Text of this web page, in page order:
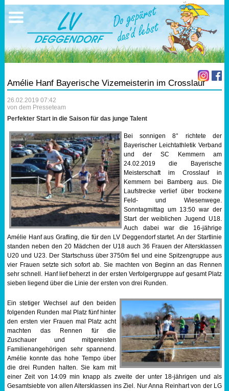
Amélie Hanf Bayerische Vizemeisterin im Crosslauf
26.02.2019 07:42
von dem Presseteam
Perfekter Start in die Saison für das junge Talent
Bei sonnigen 8° richtete der
Bayerischer Leichtathletik Verband
und der SC Kemmern am
24.02.2019 die Bayerische
Meisterschaft im Crosslauf in
Kemmern bei Bamberg aus. Die
Laufstrecke verlief über trockene
Feld- und Wiesenwege.
Sonntagmittag um 13:50 war der
Start der weiblichen Jugend U18.
Auch dabei war die 16-jährige
Amélie Hanf aus Grafling, die für den LV Deggendorf startet. An der Startlinie
standen neben den 20 Mädchen der U18 auch 36 Frauen der Altersklassen
U20 und U23. Der Startschuss über 3750m fiel und eine Spitzengruppe aus
vier Frauen setzte sich sofort ab. Sie machten von Beginn an das Rennen
sehr schnell. Hanf lief beherzt in der ersten Verfolgergruppe auf gesamt Platz
sieben liegend über die Linie der ersten von drei Runden.
Ein stetiger Wechsel auf den beiden
folgenden Runden mal Platz fünf hinter
den ersten vier Frauen mal Platz acht
machten das Rennen für die
Zuschauer und mitgereisten
Familienangehörigen sehr spannend.
Amélie konnte das hohe Tempo über
die drei Runden halten. Sie kam mit
einer Zeit von 14:09 min knapp als zweite der unter 18-jährigen und als
Gesamtsiebte von allen Altersklassen ins Ziel. Nur Anna Reinhart von der LG
Sportangebote
Trainingszeiten
Laufen
Lauf 10
Triathlon
Nordic Walking
Schwimmen
Orientierungslauf
Nachwuchsförderung
Sportabzeichen
Tempo & Gymnastik
Ausschreibungen
17.05.2026 Triathlon
Ergebnisse
Ergebnisse
Mitgliedschaft
Vereinskleidung
Vorstandschaft
Übungs- Gruppenleiter
Dokumente
SEPA Info
Bankverbindung